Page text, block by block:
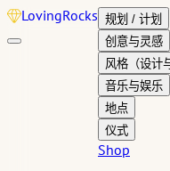
LovingRocks 规划 / 计划
创意与灵感
风格（设计
音乐与娱乐
地点
仪式
Shop